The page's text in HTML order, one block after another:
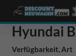
Hyundai
Verfügbarkeit, Art